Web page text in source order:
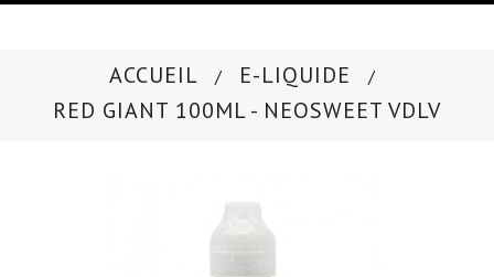
ACCUEIL
E-LIQUIDE
RED GIANT 100ML - NEOSWEET VDLV